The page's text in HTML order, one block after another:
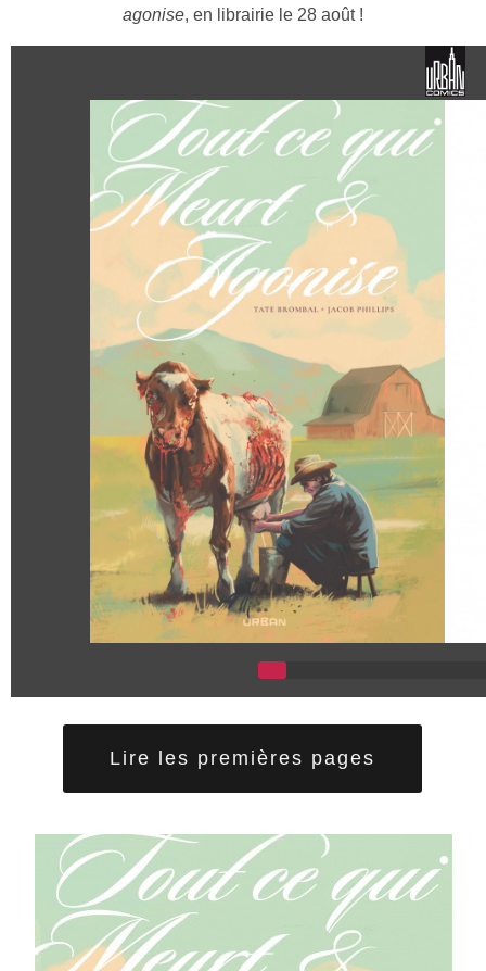
agonise, en librairie le 28 août !
Lire les premières pages